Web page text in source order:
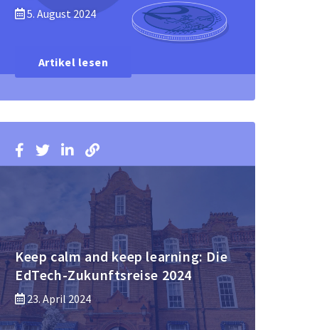
5. August 2024
Artikel lesen
Keep calm and keep learning: Die
EdTech-Zukunftsreise 2024
23. April 2024